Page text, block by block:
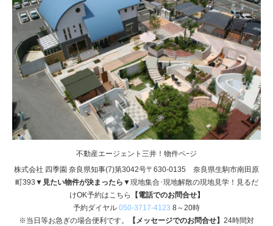
不動産エージェント三井！物件ペｰジ
株式会社 四季園 奈良県知事(7)第3042号〒630-0135 奈良県生駒市南田原
町393 ▼見たい物件が決まったら▼現地集合･現地解散の現地見学！見るだ
けOK予約はこちら
【電話でのお問合せ】
予約ダイヤル 050-3717-4123 8～20時
※当日等お急ぎの場合便利です。
【メッセージでのお問合せ】 24時間対